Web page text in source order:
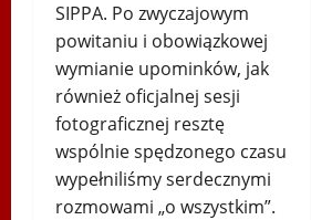
SIPPA. Po zwyczajowym
powitaniu i obowiązkowej
wymianie upominków, jak
również oficjalnej sesji
fotograficznej resztę
wspólnie spędzonego czasu
wypełniliśmy serdecznymi
rozmowami „o wszystkim”.